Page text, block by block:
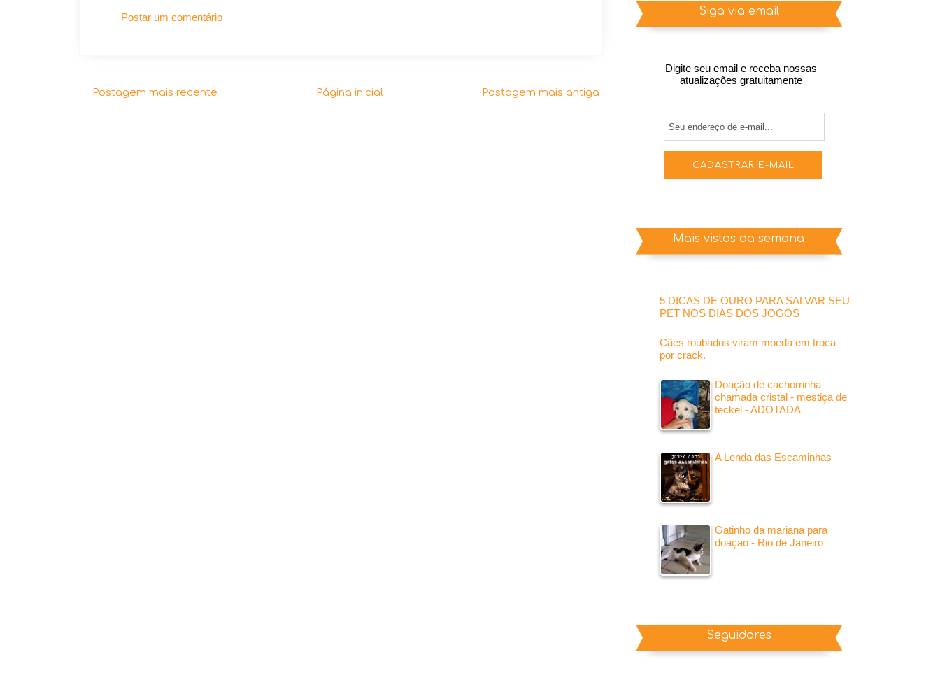
Postar um comentário
Postagem mais recente Postagem mais antiga
Página inicial
Siga via email
Digite seu email e receba nossas
atualizações gratuitamente
Mais vistos da semana
5 DICAS DE OURO PARA SALVAR SEU
PET NOS DIAS DOS JOGOS
Cães roubados viram moeda em troca
por crack.
Doação de cachorrinha
chamada cristal - mestiça de
teckel - ADOTADA
A Lenda das Escaminhas
Gatinho da mariana para
doaçao - Rio de Janeiro
Seguidores